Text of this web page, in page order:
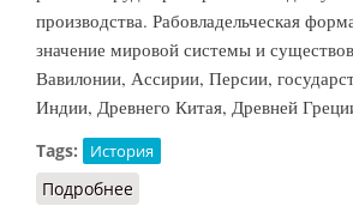
производства. Рабовладельческая
значение мировой системы и
Вавилонии, Ассирии, Персии,
Индии, Древнего Китая, Древней
Tags: История
Подробнее